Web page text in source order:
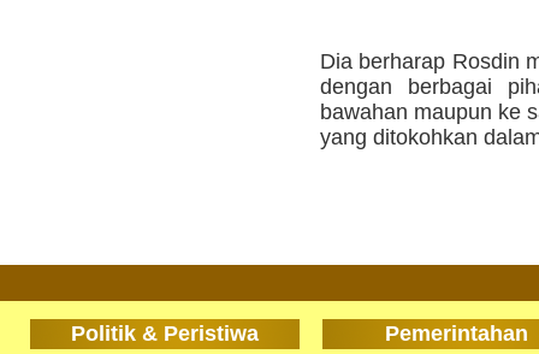
Dia berharap Rosdin
dengan berbagai
bawahan maupun ke
yang ditokohkan
Politik & Peristiwa Pemerintahan